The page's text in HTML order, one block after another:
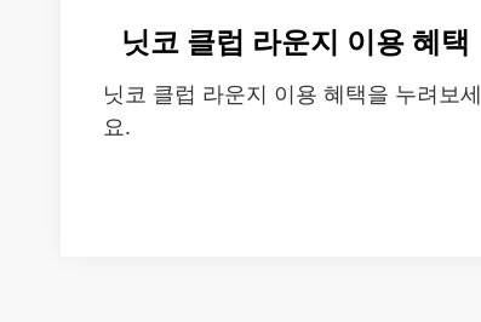
닛코 클럽 라운지 이용 혜택
닛코 클럽 라운지 이용 혜택을 누려보세
요.